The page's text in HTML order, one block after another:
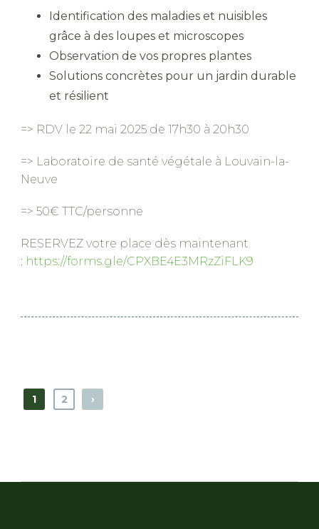
Identification des maladies et nuisibles
grâce à des loupes et microscopes
Observation de vos propres plantes
Solutions concrètes pour un jardin durable
et résilient
=> RDV le 22 mai 2025 de 17h30 à 20h30
=> Laboratoire de santé végétale à Louvain-la-
Neuve
=> 50€ TTC/personne
RESERVEZ votre place dès maintenant
: https://forms.gle/CPXBE4E3MRzZiFLK9
1 2 ›